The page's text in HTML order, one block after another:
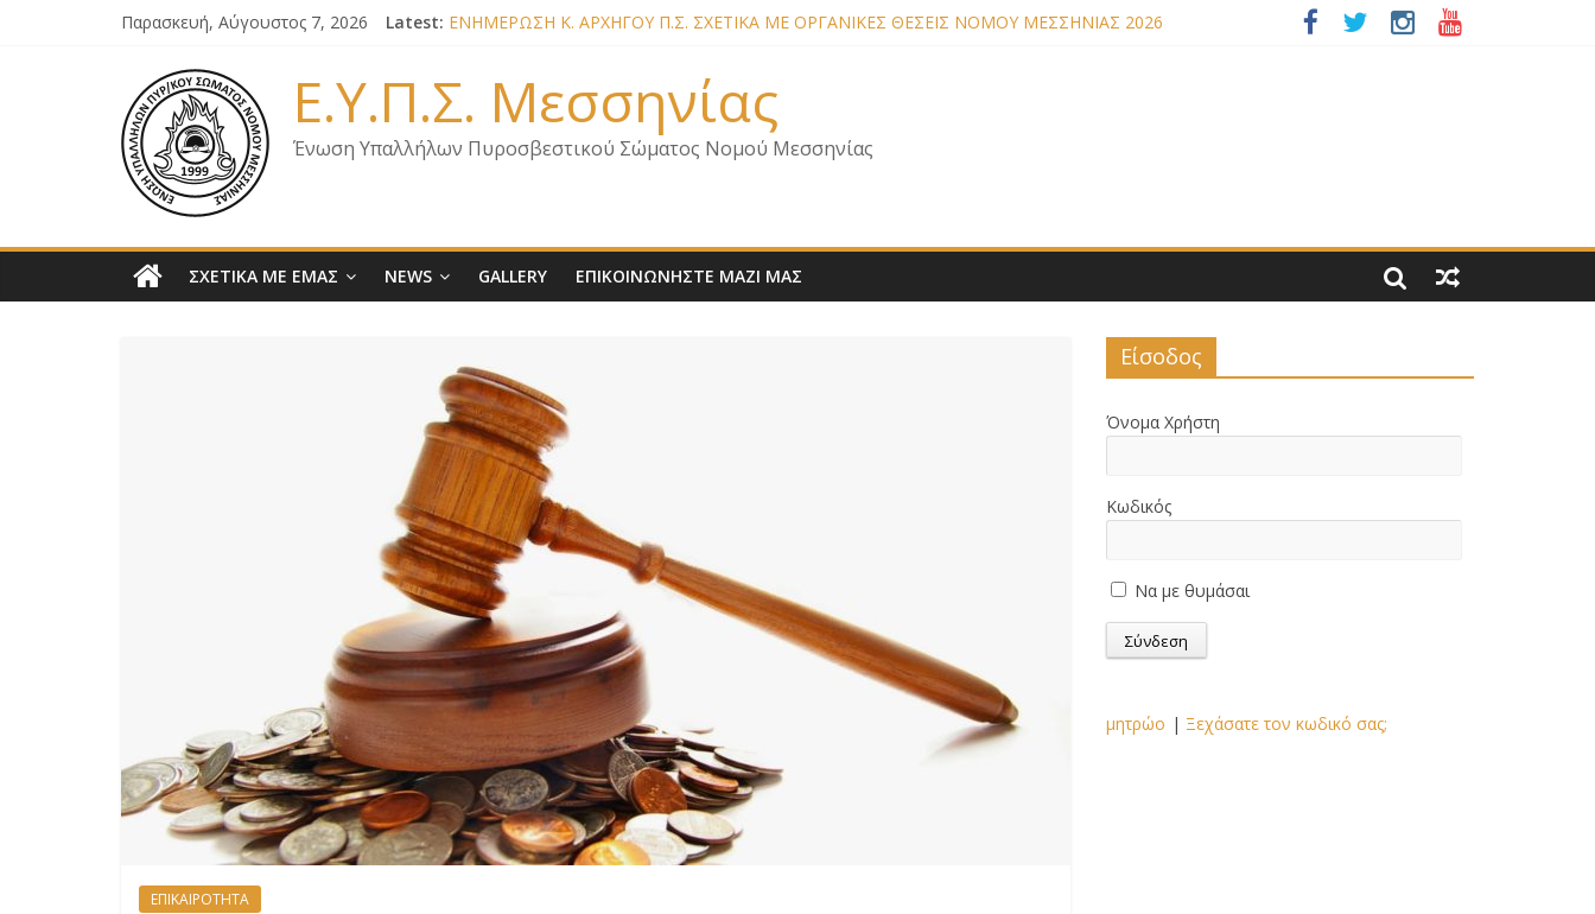
Παρασκευή, Αύγουστος 7, 2026 Latest: ΕΝΗΜΕΡΩΣΗ Κ. ΑΡΧΗΓΟΥ Π.Σ. ΣΧΕΤΙΚΑ ΜΕ ΟΡΓΑΝΙΚΕΣ ΘΕΣΕΙΣ ΝΟΜΟΥ ΜΕΣΣΗΝΙΑΣ 2026
ΕΝΗΜΕΡΩΣΗ ΜΕΛΩΝ ΓΙΑ ΕΠΙΣΚΕΨΕΙΣ ΣΩΜΑΤΕΙΟΥ
ΕΝΗΜΕΡΩΣΗ ΜΕΛΩΝ – ΕΠΙΣΚΕΨΗ ΣΤΗΝ Π.Υ. Α/Δ ΚΑΛΑΜΑΤΑΣ
ΕΠΙΣΤΟΛΗ ΓΙΑ ΣΧΕΔΙΟ ΔΑΣΩΝ 2026
Ε.Υ.Π.Σ. Μεσσηνίας
Ένωση Υπαλλήλων Πυροσβεστικού Σώματος Νομού Μεσσηνίας
ΣΧΕΤΙΚΑ ΜΕ ΕΜΑΣ NEWS GALLERY ΕΠΙΚΟΙΝΩΝΗΣΤΕ ΜΑΖΙ ΜΑΣ
ΕΠΙΚΑΙΡΟΤΗΤΑ
Είσοδος
Όνομα Χρήστη
Κωδικός
Να με θυμάσαι
μητρώο | Ξεχάσατε τον κωδικό σας;